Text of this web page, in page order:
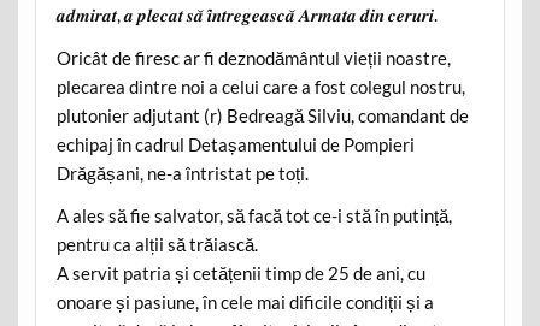
𝒂𝒅𝒎𝒊𝒓𝒂𝒕, 𝒂 𝒑𝒍𝒆𝒄𝒂𝒕 𝒔𝒂̆ 𝒊̂𝒏𝒕𝒓𝒆𝒈𝒆𝒂𝒔𝒄𝒂̆ 𝑨𝒓𝒎𝒂𝒕𝒂 𝒅𝒊𝒏 𝒄𝒆𝒓𝒖𝒓𝒊.
Oricât de firesc ar fi deznodământul vieții noastre,
plecarea dintre noi a celui care a fost colegul nostru,
plutonier adjutant (r) Bedreagă Silviu, comandant de
echipaj în cadrul Detașamentului de Pompieri
Drăgășani, ne-a întristat pe toți.
A ales să fie salvator, să facă tot ce-i stă în putință,
pentru ca alții să trăiască.
A servit patria și cetățenii timp de 25 de ani, cu
onoare și pasiune, în cele mai dificile condiții și a